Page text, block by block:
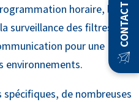
CONTACT
horaire, la
surveillance des filtres,
pour une
environnements.
de nombreuses